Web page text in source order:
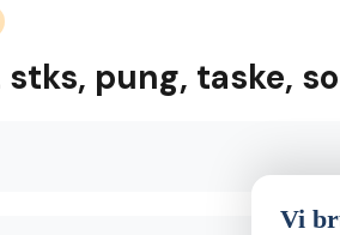
stks, pung, taske,
Vi